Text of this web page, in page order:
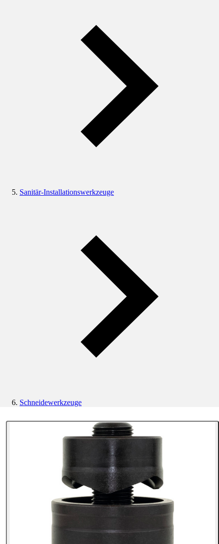
Sanitär-Installationswerkzeuge
Schneidewerkzeuge